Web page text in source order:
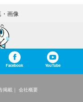
・画像
Facebook YouTube
掲載
会社概要